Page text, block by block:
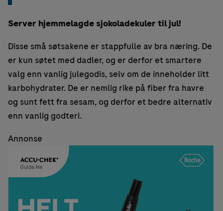
Server hjemmelagde sjokoladekuler til jul!
Disse små søtsakene er stappfulle av bra næring. De
er kun søtet med dadler, og er derfor et smartere
valg enn vanlig julegodis, selv om de inneholder litt
karbohydrater. De er nemlig rike på fiber fra havre
og sunt fett fra sesam, og derfor et bedre alternativ
enn vanlig godteri.
Annonse